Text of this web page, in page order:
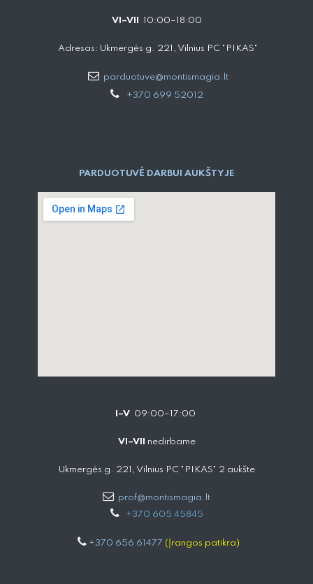
VI–VII 10:00–18:00
Adresas: Ukmergės g. 221, Vilnius PC "PIKAS"
parduotuve@montismagia.lt
+370 699 52012
PARDUOTUVĖ DARBUI AUKŠTYJE
I–V 09:00–17:00
VI–VII nedirbame
Ukmergės g. 221, Vilnius PC "PIKAS" 2 aukšte
prof@montismagia.lt
+370 605 4584​5
+370 656 61477 (Įrangos patikra)